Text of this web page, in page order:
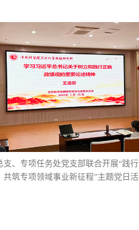
支、专项任务处党支部联合开展“践行
共筑专项领域事业新征程”主题党日活